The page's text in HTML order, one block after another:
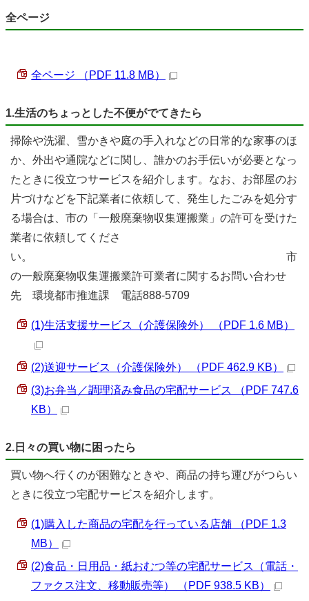
全ページ
全ページ （PDF 11.8 MB）
1.生活のちょっとした不便がでてきたら
掃除や洗濯、雪かきや庭の手入れなどの日常的な家事のほ
か、外出や通院などに関し、誰かのお手伝いが必要となっ
たときに役立つサービスを紹介します。なお、お部屋のお
片づけなどを下記業者に依頼して、発生したごみを処分す
る場合は、市の「一般廃棄物収集運搬業」の許可を受けた
業者に依頼してくださ
い。 市
の一般廃棄物収集運搬業許可業者に関するお問い合わせ
先 環境都市推進課 電話888-5709
(1)生活支援サービス（介護保険外） （PDF 1.6 MB）
(2)送迎サービス（介護保険外） （PDF 462.9 KB）
(3)お弁当／調理済み食品の宅配サービス （PDF 747.6
KB）
2.日々の買い物に困ったら
買い物へ行くのが困難なときや、商品の持ち運びがつらい
ときに役立つ宅配サービスを紹介します。
(1)購入した商品の宅配を行っている店舗 （PDF 1.3
MB）
(2)食品・日用品・紙おむつ等の宅配サービス（電話・
ファクス注文、移動販売等） （PDF 938.5 KB）